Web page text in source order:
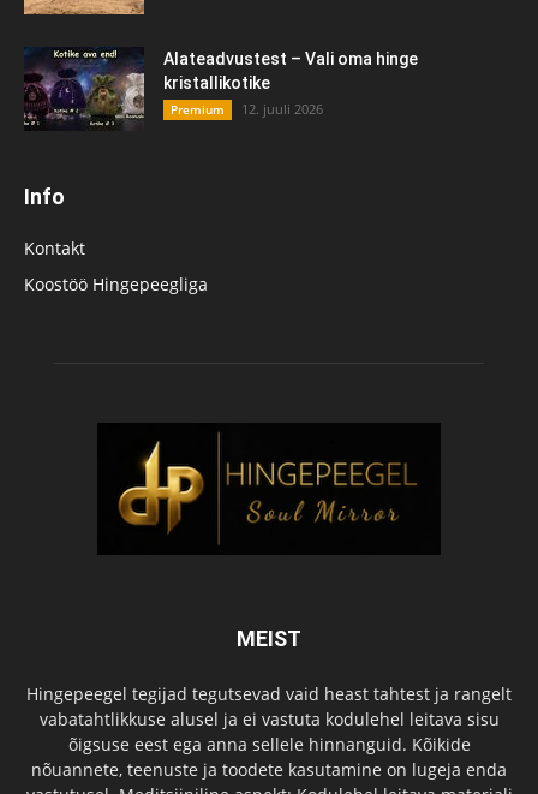
Alateadvustest – Vali oma hinge
kristallikotike
Premium 12. juuli 2026
Info
Kontakt
Koostöö Hingepeegliga
MEIST
Hingepeegel tegijad tegutsevad vaid heast tahtest ja rangelt
vabatahtlikkuse alusel ja ei vastuta kodulehel leitava sisu
õigsuse eest ega anna sellele hinnanguid. Kõikide
nõuannete, teenuste ja toodete kasutamine on lugeja enda